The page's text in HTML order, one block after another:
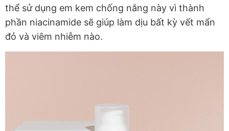
thể sử dụng em kem chống nắng này vì thành
phần niacinamide sẽ giúp làm dịu bất kỳ vết mẩn
đỏ và viêm nhiễm nào.